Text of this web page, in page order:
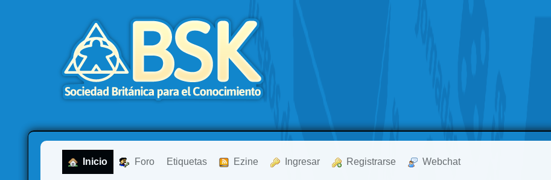
Inicio Foro Etiquetas Ezine Ingresar Registrarse Webchat